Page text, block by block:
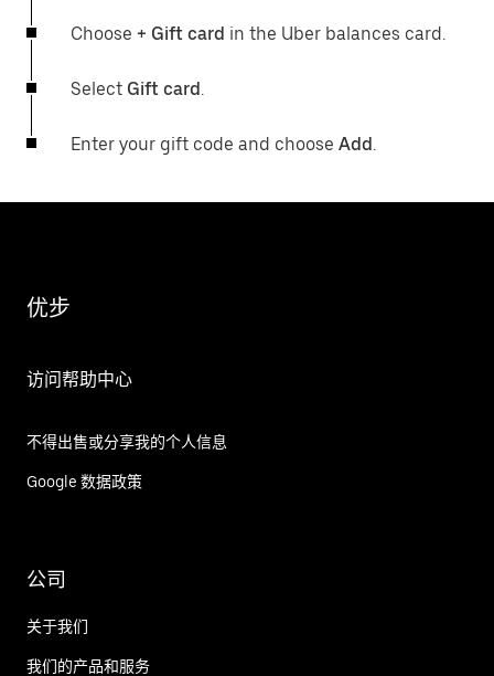
Choose + Gift card in the Uber balances card.
Select Gift card
Enter your gift code and choose Add
优步
访问帮助中心
不得出售或分享我的个人信息
Google 数据政策
公司
关于我们
我们的产品和服务